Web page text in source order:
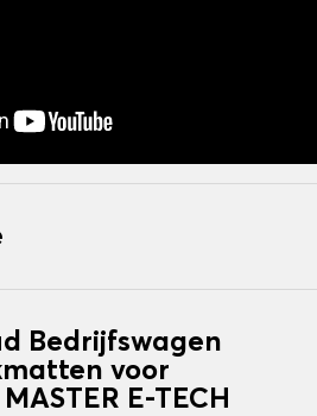
Bedrijfswagen
voor
E-TECH